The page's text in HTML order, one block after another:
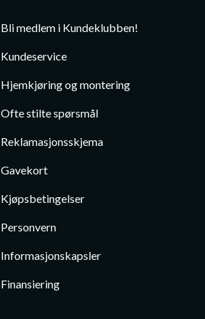
Bli medlem i Kundeklubben!
Kundeservice
Hjemkjøring og montering
Ofte stilte spørsmål
Reklamasjonsskjema
Gavekort
Kjøpsbetingelser
Personvern
Informasjonskapsler
Finansiering